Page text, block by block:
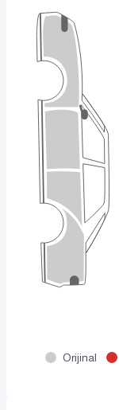
Orijinal